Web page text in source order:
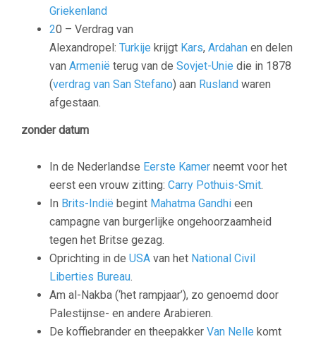
Griekenland
20 – Verdrag van
Alexandropel: Turkije krijgt Kars, Ardahan en delen
van Armenië terug van de Sovjet-Unie die in 1878
(verdrag van San Stefano) aan Rusland waren
afgestaan.
zonder datum
In de Nederlandse Eerste Kamer neemt voor het
eerst een vrouw zitting: Carry Pothuis-Smit.
In Brits-Indië begint Mahatma Gandhi een
campagne van burgerlijke ongehoorzaamheid
tegen het Britse gezag.
Oprichting in de USA van het National Civil
Liberties Bureau.
Am al-Nakba (‘het rampjaar’), zo genoemd door
Palestijnse- en andere Arabieren.
De koffiebrander en theepakker Van Nelle komt